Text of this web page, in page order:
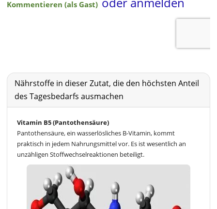
Nährstoffe in dieser Zutat, die den höchsten Anteil
des Tagesbedarfs ausmachen
Vitamin B5 (Pantothensäure)
Pantothensäure, ein wasserlösliches B-Vitamin, kommt
praktisch in jedem Nahrungsmittel vor. Es ist wesentlich an
unzähligen Stoffwechselreaktionen beteiligt.